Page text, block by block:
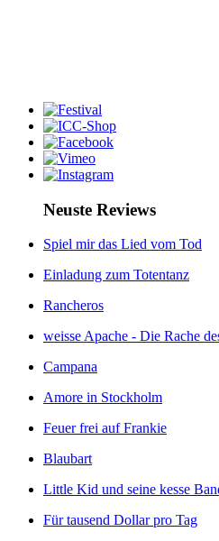
Neuste Reviews
Spiel mir das Lied vom Tod
Einladung zum Totentanz
Rancheros
weisse Apache - Die Rache
Campana
Amore in Stockholm
Feuer frei auf Frankie
Blaubart
Little Kid und seine kesse
Für tausend Dollar pro Tag